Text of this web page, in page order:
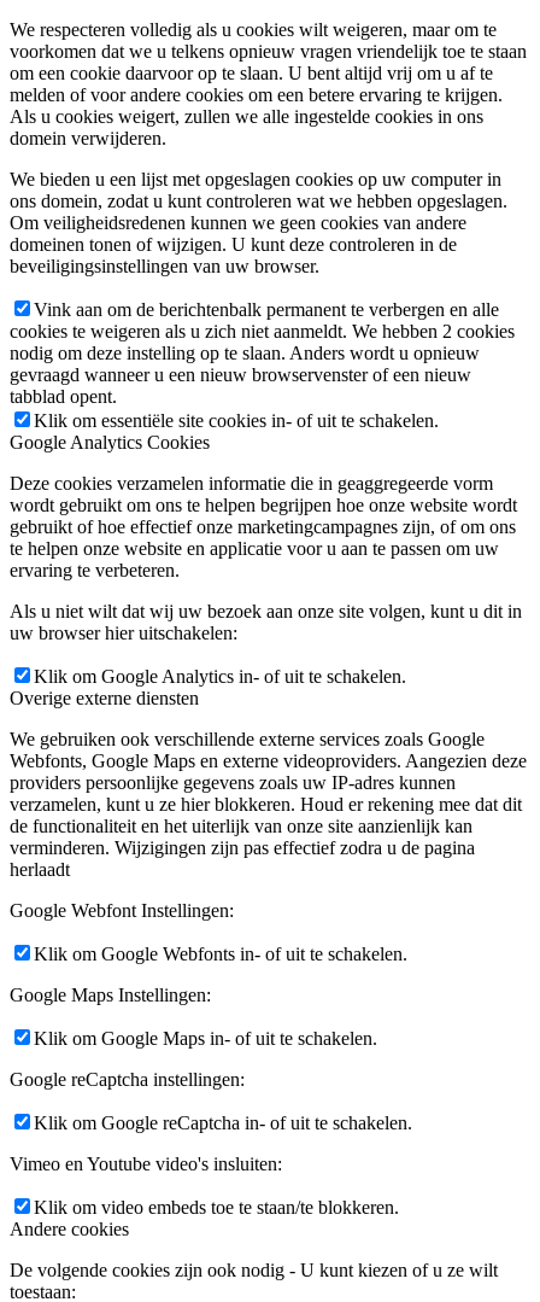
We respecteren volledig als u cookies wilt weigeren, maar om te
voorkomen dat we u telkens opnieuw vragen vriendelijk toe te staan
om een cookie daarvoor op te slaan. U bent altijd vrij om u af te
melden of voor andere cookies om een betere ervaring te krijgen.
Als u cookies weigert, zullen we alle ingestelde cookies in ons
domein verwijderen.
We bieden u een lijst met opgeslagen cookies op uw computer in
ons domein, zodat u kunt controleren wat we hebben opgeslagen.
Om veiligheidsredenen kunnen we geen cookies van andere
domeinen tonen of wijzigen. U kunt deze controleren in de
beveiligingsinstellingen van uw browser.
Vink aan om de berichtenbalk permanent te verbergen en alle
cookies te weigeren als u zich niet aanmeldt. We hebben 2 cookies
nodig om deze instelling op te slaan. Anders wordt u opnieuw
gevraagd wanneer u een nieuw browservenster of een nieuw
tabblad opent.
Klik om essentiële site cookies in- of uit te schakelen.
Google Analytics Cookies
Deze cookies verzamelen informatie die in geaggregeerde vorm
wordt gebruikt om ons te helpen begrijpen hoe onze website wordt
gebruikt of hoe effectief onze marketingcampagnes zijn, of om ons
te helpen onze website en applicatie voor u aan te passen om uw
ervaring te verbeteren.
Als u niet wilt dat wij uw bezoek aan onze site volgen, kunt u dit in
uw browser hier uitschakelen:
Klik om Google Analytics in- of uit te schakelen.
Overige externe diensten
We gebruiken ook verschillende externe services zoals Google
Webfonts, Google Maps en externe videoproviders. Aangezien deze
providers persoonlijke gegevens zoals uw IP-adres kunnen
verzamelen, kunt u ze hier blokkeren. Houd er rekening mee dat dit
de functionaliteit en het uiterlijk van onze site aanzienlijk kan
verminderen. Wijzigingen zijn pas effectief zodra u de pagina
herlaadt
Google Webfont Instellingen:
Klik om Google Webfonts in- of uit te schakelen.
Google Maps Instellingen:
Klik om Google Maps in- of uit te schakelen.
Google reCaptcha instellingen:
Klik om Google reCaptcha in- of uit te schakelen.
Vimeo en Youtube video's insluiten:
Klik om video embeds toe te staan/te blokkeren.
Andere cookies
De volgende cookies zijn ook nodig - U kunt kiezen of u ze wilt
toestaan: